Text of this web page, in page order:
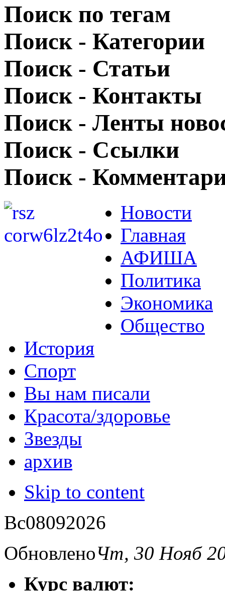
Поиск по тегам
Поиск - Категории
Поиск - Статьи
Поиск - Контакты
Поиск - Ленты
Поиск - Ссылки
Поиск -
Новости
Главная
АФИША
Политика
Экономика
Общество
История
Спорт
Вы нам писали
Красота/здоровье
Звезды
архив
Skip to content
Вс08092026
ОбновленоЧт, 30 Нояб
Курс валют: